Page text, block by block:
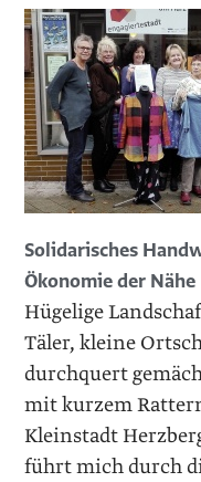
Solidarisches
Ökonomie der Nähe
Hügelige
Täler, kleine
durchquert
mit kurzem
Kleinstadt
führt mich durch